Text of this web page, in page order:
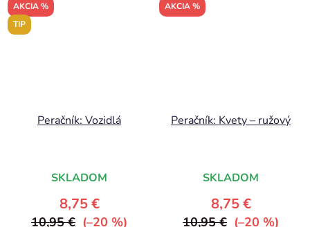
AKCIA %
TIP
Peračník: Vozidlá
SKLADOM
8,75 €
10,95 € (–20 %)
AKCIA %
Peračník: Kvety – ružový
SKLADOM
8,75 €
10,95 € (–20 %)